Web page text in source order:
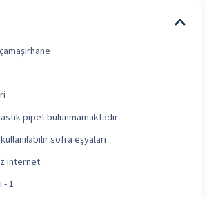
pipet bulunmamaktadır
sofra eşyaları
internet
- 1